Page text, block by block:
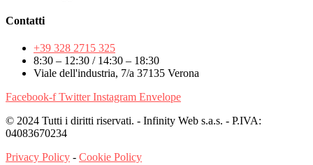
Contatti
+39 328 2715 325
8:30 – 12:30 / 14:30 – 18:30
Viale dell'industria, 7/a 37135 Verona
Facebook-f Twitter Instagram Envelope
© 2024 Tutti i diritti riservati. - Infinity Web s.a.s. - P.IVA:
04083670234
Privacy Policy - Cookie Policy